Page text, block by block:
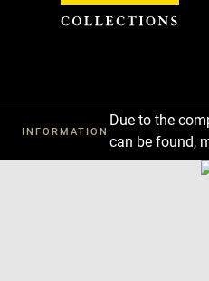
INFORMATION
Due to the
can be found,
Cookies management panel